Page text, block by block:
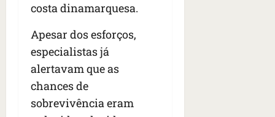
costa dinamarquesa.
Apesar dos esforços,
especialistas já
alertavam que as
chances de
sobrevivência eram